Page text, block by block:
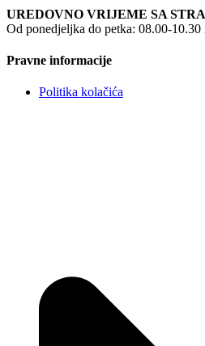
UREDOVNO VRIJEME SA
Od ponedjeljka do petka: 08.00-
Pravne informacije
Politika kolačića